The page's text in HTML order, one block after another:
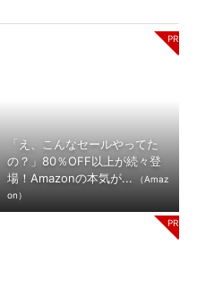
「え、こんなセールやってた
の？」80％OFF以上が続々登
場！Amazonの本気が...
（Amaz
on）